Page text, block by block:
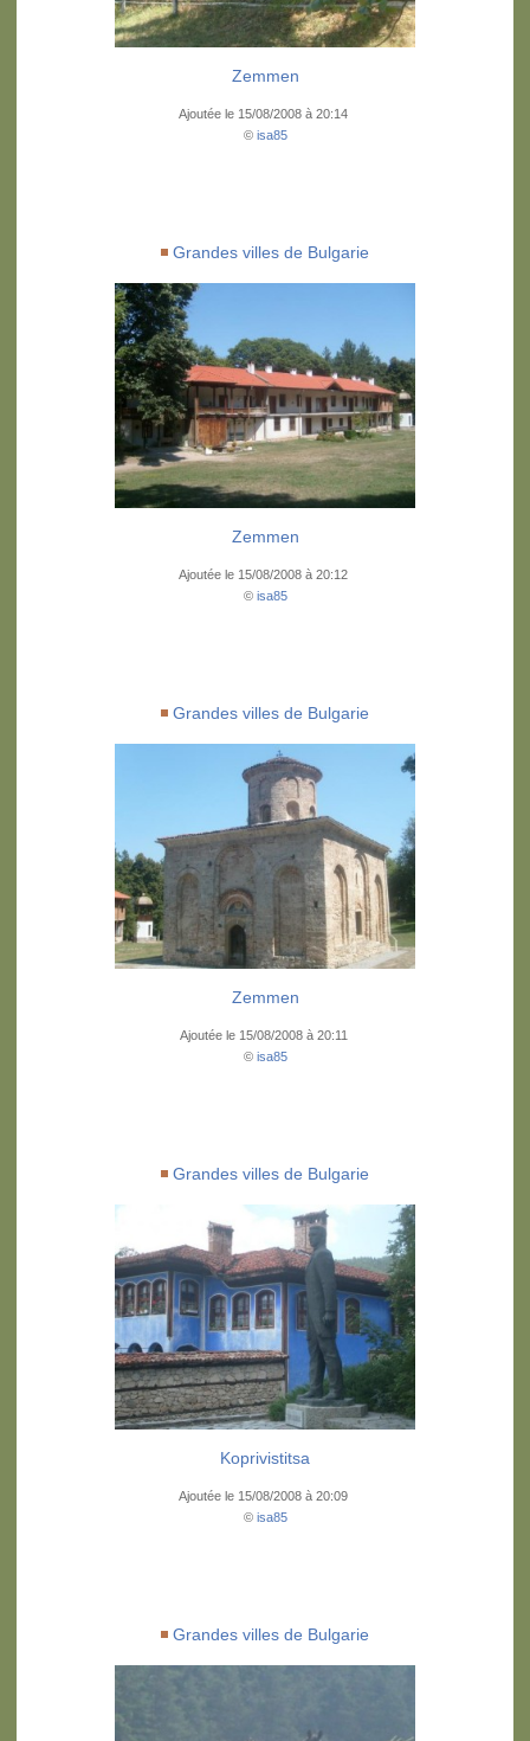
Zemmen
Ajoutée le 15/08/2008 à 20:14
© isa85
Grandes villes de Bulgarie
Zemmen
Ajoutée le 15/08/2008 à 20:12
© isa85
Grandes villes de Bulgarie
Zemmen
Ajoutée le 15/08/2008 à 20:11
© isa85
Grandes villes de Bulgarie
Koprivistitsa
Ajoutée le 15/08/2008 à 20:09
© isa85
Grandes villes de Bulgarie